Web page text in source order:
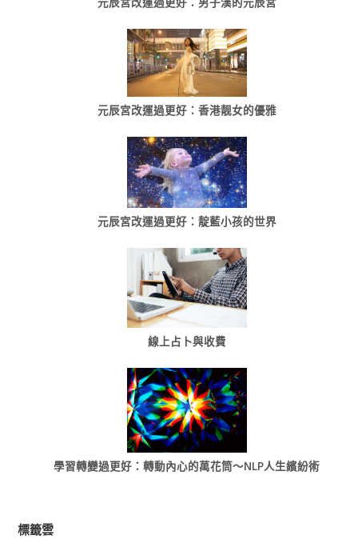
元辰宮改運過更好：香港靓女的優雅
元辰宮改運過更好：靛藍小孩的世界
線上占卜與收費
學習轉變過更好：轉動內心的萬花筒～NLP人生繽紛術
標籤雲